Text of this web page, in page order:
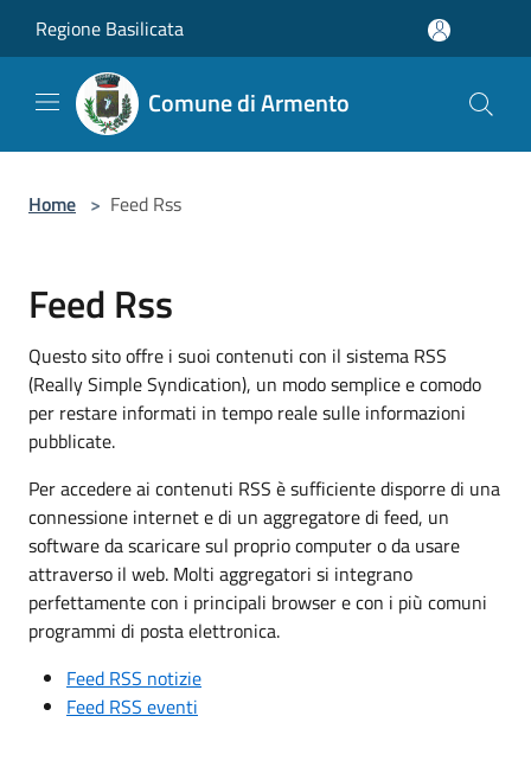
Regione Basilicata
Comune di Armento
Home > Feed Rss
Feed Rss
Questo sito offre i suoi contenuti con il sistema RSS
(Really Simple Syndication), un modo semplice e comodo
per restare informati in tempo reale sulle informazioni
pubblicate.
Per accedere ai contenuti RSS è sufficiente disporre di una
connessione internet e di un aggregatore di feed, un
software da scaricare sul proprio computer o da usare
attraverso il web. Molti aggregatori si integrano
perfettamente con i principali browser e con i più comuni
programmi di posta elettronica.
Feed RSS notizie
Feed RSS eventi